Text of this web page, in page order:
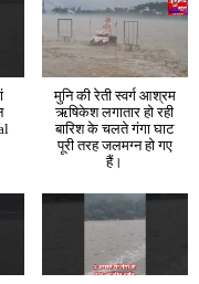
मुनि की रेती स्वर्ग आश्रम
ऋषिकेश लगातार हो रही
बारिश के चलते गंगा घाट
पूरी तरह जलमग्न हो गए
हैं।